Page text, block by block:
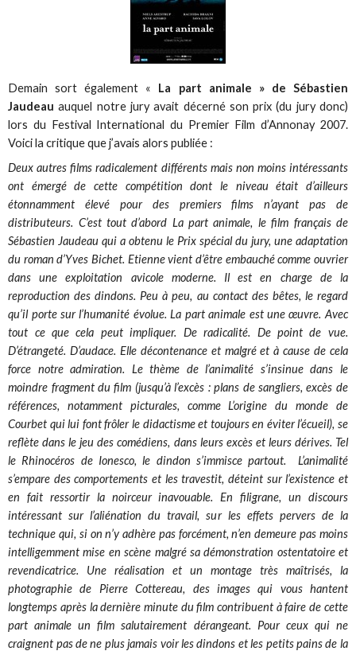
Demain sort également « La part animale » de Sébastien
Jaudeau auquel notre jury avait décerné son prix (du jury donc)
lors du Festival International du Premier Film d’Annonay 2007.
Voici la critique que j’avais alors publiée :
Deux autres films radicalement différents mais non moins intéressants
ont émergé de cette compétition dont le niveau était d’ailleurs
étonnamment élevé pour des premiers films n’ayant pas de
distributeurs. C’est tout d’abord La part animale, le film français de
Sébastien Jaudeau qui a obtenu le Prix spécial du jury, une adaptation
du roman d’Yves Bichet. Etienne vient d’être embauché comme ouvrier
dans une exploitation avicole moderne. Il est en charge de la
reproduction des dindons. Peu à peu, au contact des bêtes, le regard
qu’il porte sur l’humanité évolue. La part animale est une œuvre. Avec
tout ce que cela peut impliquer. De radicalité. De point de vue.
D’étrangeté. D’audace. Elle décontenance et malgré et à cause de cela
force notre admiration. Le thème de l’animalité s’insinue dans le
moindre fragment du film (jusqu’à l’excès : plans de sangliers, excès de
références, notamment picturales, comme L’origine du monde de
Courbet qui lui font frôler le didactisme et toujours en éviter l’écueil), se
reflète dans le jeu des comédiens, dans leurs excès et leurs dérives. Tel
le Rhinocéros de Ionesco, le dindon s’immisce partout. L’animalité
s’empare des comportements et les travestit, déteint sur l’existence et
en fait ressortir la noirceur inavouable. En filigrane, un discours
intéressant sur l’aliénation du travail, sur les effets pervers de la
technique qui, si on n’y adhère pas forcément, n’en demeure pas moins
intelligemment mise en scène malgré sa démonstration ostentatoire et
revendicatrice. Une réalisation et un montage très maîtrisés, la
photographie de Pierre Cottereau, des images qui vous hantent
longtemps après la dernière minute du film contribuent à faire de cette
part animale un film salutairement dérangeant. Pour ceux qui ne
craignent pas de ne plus jamais voir les dindons et les petits pains de la